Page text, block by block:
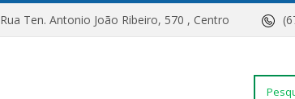
Rua Ten. Antonio João Ribeiro, 570 , Centro